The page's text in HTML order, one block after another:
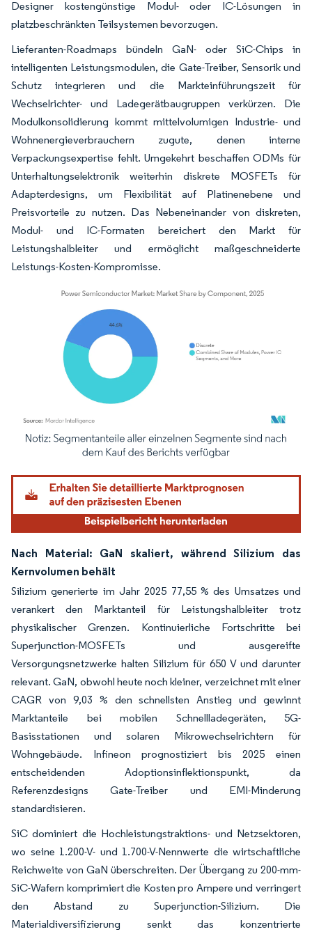
Designer kostengünstige Modul- oder IC-Lösungen in
platzbeschränkten Teilsystemen bevorzugen.
Lieferanten-Roadmaps bündeln GaN- oder SiC-Chips in
intelligenten Leistungsmodulen, die Gate-Treiber, Sensorik und
Schutz integrieren und die Markteinführungszeit für
Wechselrichter- und Ladegerätbaugruppen verkürzen. Die
Modulkonsolidierung kommt mittelvolumigen Industrie- und
Wohnenergieverbrauchern zugute, denen interne
Verpackungsexpertise fehlt. Umgekehrt beschaffen ODMs für
Unterhaltungselektronik weiterhin diskrete MOSFETs für
Adapterdesigns, um Flexibilität auf Platinenebene und
Preisvorteile zu nutzen. Das Nebeneinander von diskreten,
Modul- und IC-Formaten bereichert den Markt für
Leistungshalbleiter und ermöglicht maßgeschneiderte
Leistungs-Kosten-Kompromisse.
Bild © Mordor Intelligence. Wiederverwendung erfordert Namensnennung
Nach Material: GaN skaliert, während Silizium das
Kernvolumen behält
Silizium generierte im Jahr 2025 77,55 % des Umsatzes und
verankert den Marktanteil für Leistungshalbleiter trotz
physikalischer Grenzen. Kontinuierliche Fortschritte bei
Superjunction-MOSFETs und ausgereifte
Versorgungsnetzwerke halten Silizium für 650 V und darunter
relevant. GaN, obwohl heute noch kleiner, verzeichnet mit einer
CAGR von 9,03 % den schnellsten Anstieg und gewinnt
Marktanteile bei mobilen Schnellladegeräten, 5G-
Basisstationen und solaren Mikrowechselrichtern für
Wohngebäude. Infineon prognostiziert bis 2025 einen
entscheidenden Adoptionsinflektionspunkt, da
Referenzdesigns Gate-Treiber und EMI-Minderung
standardisieren.
SiC dominiert die Hochleistungstraktions- und Netzsektoren,
wo seine 1.200-V- und 1.700-V-Nennwerte die wirtschaftliche
Reichweite von GaN überschreiten. Der Übergang zu 200-mm-
SiC-Wafern komprimiert die Kosten pro Ampere und verringert
den Abstand zu Superjunction-Silizium. Die
Materialdiversifizierung senkt das konzentrierte